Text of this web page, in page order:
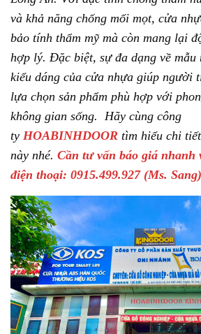
và khả năng chống mối mọt, cửa
bảo tính thẩm mỹ mà còn mang lại
hợp lý. Đặc biệt, sự đa dạng về mẫu
kiểu dáng của cửa nhựa giúp người
lựa chọn sản phẩm phù hợp với
không gian sống. Hãy cùng công
ty HOABINHDOOR tìm hiểu chi
này nhé. Cần tư vấn báo giá nhanh
điện thoại: 0915.499.927 (Ms.